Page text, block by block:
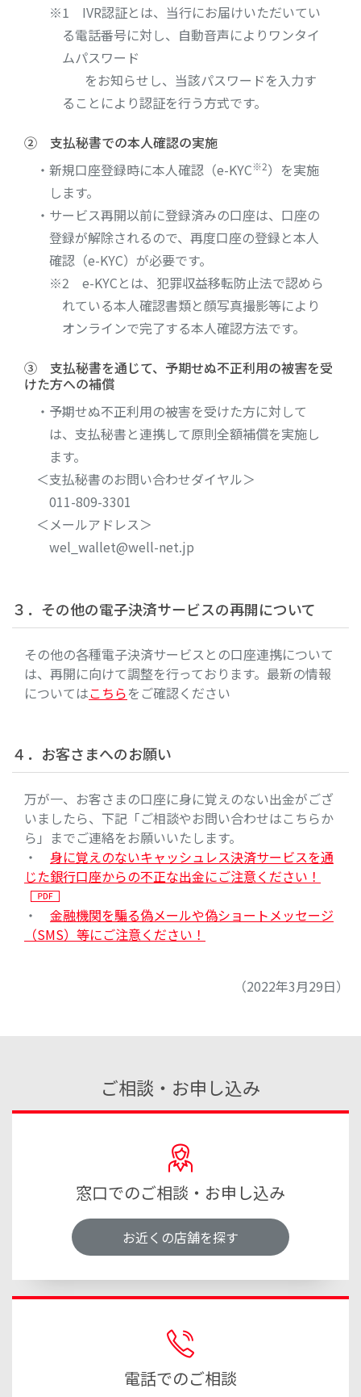
※1 IVR認証とは、当行にお届けいただいてい
る電話番号に対し、自動音声によりワンタイ
ムパスワード
をお知らせし、当該パスワードを入力す
ることにより認証を行う方式です。
② 支払秘書での本人確認の実施
・新規口座登録時に本人確認（e-KYC※2）を実施
します。
・サービス再開以前に登録済みの口座は、口座の
登録が解除されるので、再度口座の登録と本人
確認（e-KYC）が必要です。
※2 e-KYCとは、犯罪収益移転防止法で認めら
れている本人確認書類と顔写真撮影等により
オンラインで完了する本人確認方法です。
③ 支払秘書を通じて、予期せぬ不正利用の被害を受
けた方への補償
・予期せぬ不正利用の被害を受けた方に対して
は、支払秘書と連携して原則全額補償を実施し
ます。
＜支払秘書のお問い合わせダイヤル＞
011-809-3301
＜メールアドレス＞
wel_wallet@well-net.jp
３．その他の電子決済サービスの再開について
その他の各種電子決済サービスとの口座連携について
は、再開に向けて調整を行っております。最新の情報
についてはこちらをご確認ください
４．お客さまへのお願い
万が一、お客さまの口座に身に覚えのない出金がござ
いましたら、下記「ご相談やお問い合わせはこちらか
ら」までご連絡をお願いいたします。
・ 身に覚えのないキャッシュレス決済サービスを通
じた銀行口座からの不正な出金にご注意ください！
・ 金融機関を騙る偽メールや偽ショートメッセージ
（SMS）等にご注意ください！
（2022年3月29日）
ご相談・お申し込み
窓口でのご相談・お申し込み
お近くの店舗を探す
電話でのご相談